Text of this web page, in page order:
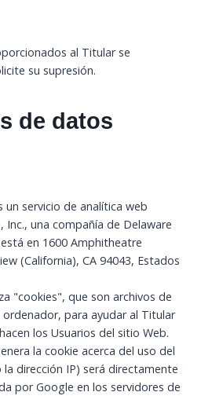
al Titular se
su supresión.
de datos
un servicio de analítica web
una compañía de Delaware
en 1600 Amphitheatre
(California), CA 94043, Estados
"cookies", que son archivos de
para ayudar al Titular
los Usuarios del sitio Web.
la cookie acerca del uso del
dirección IP) será directamente
por Google en los servidores de